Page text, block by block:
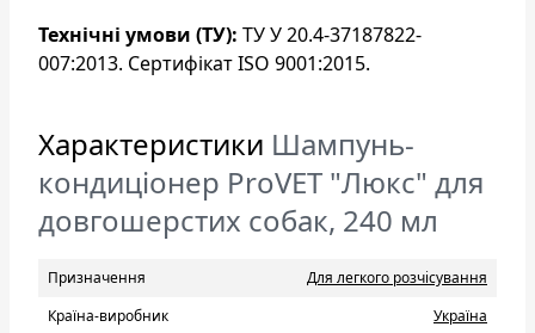
Технічні умови (ТУ): ТУ У 20.4-37187822-
007:2013. Сертифікат ISO 9001:2015.
Характеристики Шампунь-
кондиціонер ProVET "Люкс" для
довгошерстих собак, 240 мл
Призначення
Для легкого розчісування
Країна-виробник
Україна